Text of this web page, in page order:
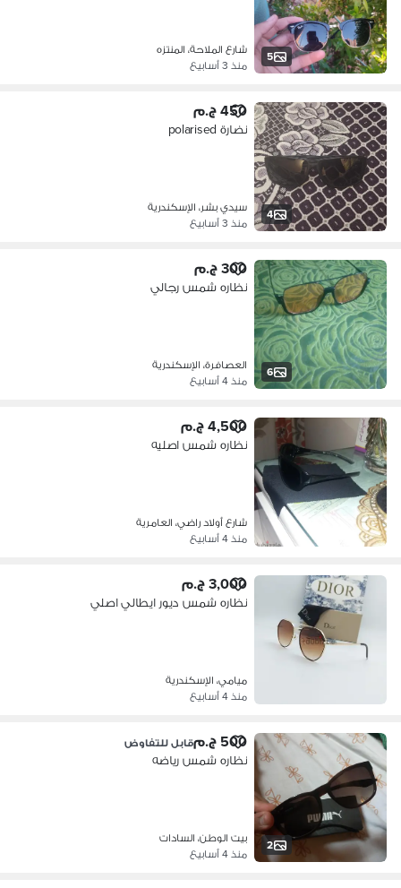
5
شارع الملاحة، المنتزه
منذ 3 أسابيع
4
450 ج.م
نضارة polarised
سيدي بشر، الإسكندرية
منذ 3 أسابيع
6
300 ج.م
نظاره شمس رجالي
العصافرة، الإسكندرية
منذ 4 أسابيع
4,500 ج.م
نظاره شمس اصليه
شارع أولاد راضي، العامرية
منذ 4 أسابيع
3,000 ج.م
نظاره شمس ديور ايطالي اصلي
ميامي، الإسكندرية
منذ 4 أسابيع
2
500 ج.م قابل للتفاوض
نظاره شمس رياضه
بيت الوطن، السادات
منذ 4 أسابيع